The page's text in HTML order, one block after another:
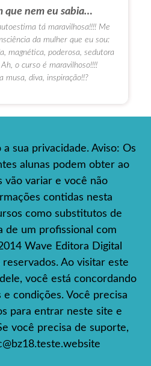
que nem eu sabia…
tá maravilhosa!!!! Me
da mulher que eu sou:
magnética, poderosa, sedutora
o curso é maravilhoso!!!!
musa, diva, inspiração!!?
sua privacidade. Aviso: Os
alunas podem obter ao
vão variar e você não
contidas nesta
como substitutos de
de um profissional com
Wave Editora Digital
reservados. Ao visitar este
você está concordando
condições. Você precisa
para entrar neste site e
você precisa de suporte,